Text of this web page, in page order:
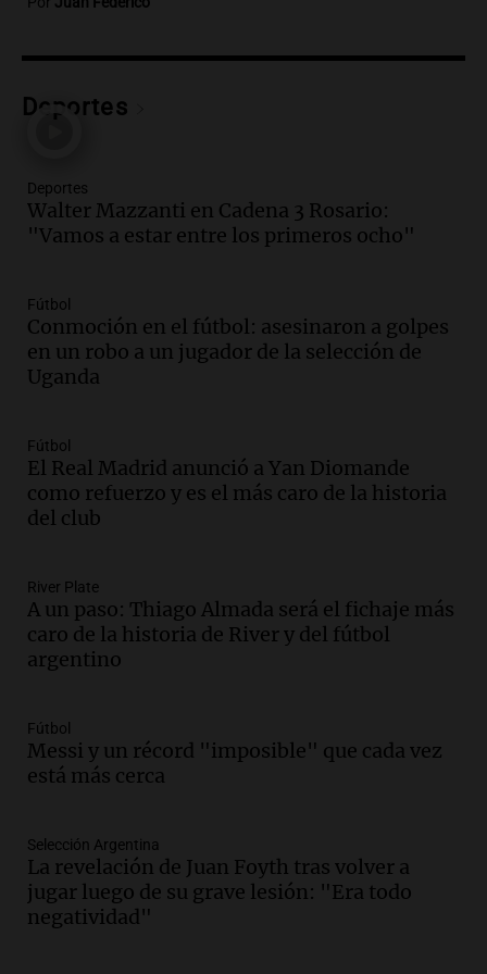
Audio.Consejo Deliberante de San
explosión en edificio de Montiagudo
Episodios
en Tucumán
Panorama Federal
Episodios
Valle con ráfagas de hasta 90 km/h y
causan daños
Panorama Federal
Episodios
Proyecto Vicuña de minería
Noticias
Episodios
Yacanto
Ahora país
Episodios
Audio.
Noticias
Episodios
tierras por falta de votos
Noticias
Episodios
Audio.Santa Cruz restituye salarios
Deportes
Deportes
Walter Mazzanti en Cadena 3 Rosario:
"Vamos a estar entre los primeros ocho"
Fútbol
Conmoción en el fútbol: asesinaron a golpes
en un robo a un jugador de la selección de
Uganda
Fútbol
El Real Madrid anunció a Yan Diomande
como refuerzo y es el más caro de la historia
del club
River Plate
A un paso: Thiago Almada será el fichaje más
caro de la historia de River y del fútbol
argentino
Fútbol
Messi y un récord "imposible" que cada vez
está más cerca
Selección Argentina
La revelación de Juan Foyth tras volver a
jugar luego de su grave lesión: "Era todo
negatividad"